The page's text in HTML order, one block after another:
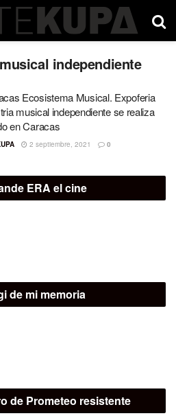
independiente
Ecosistema Musical. Expoferia
musical independiente se realiza
en Caracas
2 septiembre, 2021 0
ERA el cine
de mi memoria
de Prometeo resistente